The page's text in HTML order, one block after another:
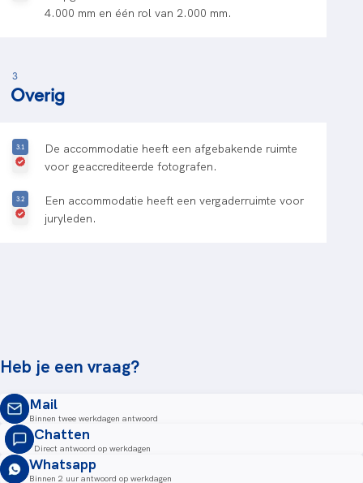
4.000 mm en één rol van 2.000 mm.
3
Overig
De accommodatie heeft een afgebakende ruimte
voor geaccrediteerde fotografen.
Een accommodatie heeft een vergaderruimte voor
juryleden.
Heb je een vraag?
Mail
Binnen twee werkdagen antwoord
Chatten
Direct antwoord op werkdagen
Whatsapp
Binnen 2 uur antwoord op werkdagen